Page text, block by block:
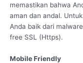
memastikan bahwa
aman dan andal.
Anda baik dari
free SSL (Https).
Mobile Friendly